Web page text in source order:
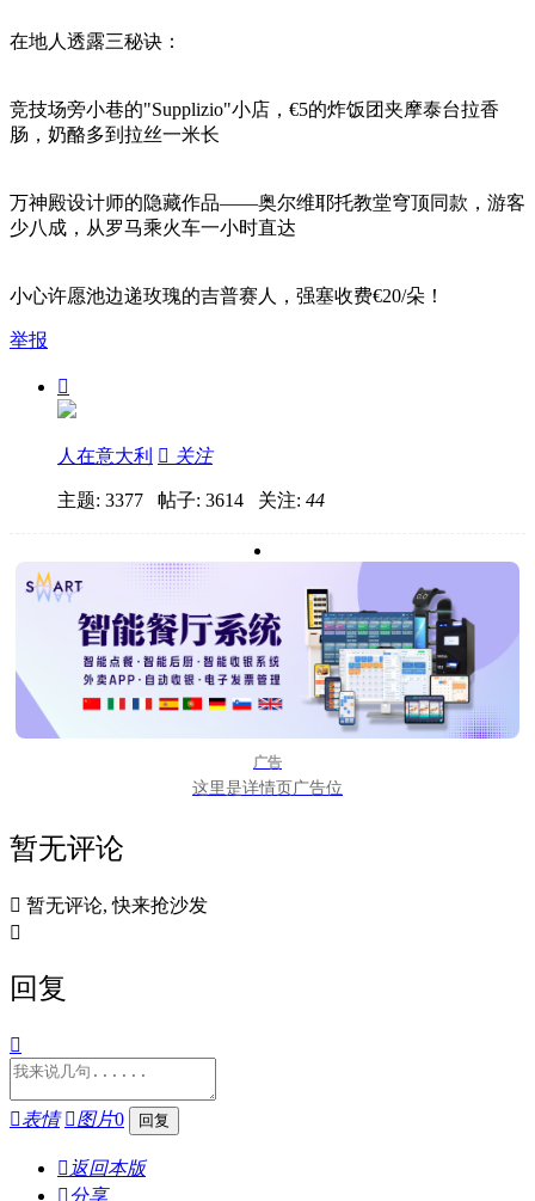
在地人透露三秘诀：
竞技场旁小巷的"Supplizio"小店，€5的炸饭团夹摩泰台拉香
肠，奶酪多到拉丝一米长
万神殿设计师的隐藏作品——奥尔维耶托教堂穹顶同款，游客
少八成，从罗马乘火车一小时直达
小心许愿池边递玫瑰的吉普赛人，强塞收费€20/朵！
举报

人在意大利  关注
主题: 3377 帖子: 3614 关注: 44
广告
这里是详情页广告位
暂无评论
 暂无评论, 快来抢沙发

回复

表情 图片0
 返回本版
分享